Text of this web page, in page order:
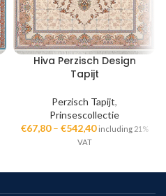
Hiva Perzisch Design
Tapijt
Perzisch Tapijt,
Prinsescollectie
€67,80– €542,40 including 21%
VAT